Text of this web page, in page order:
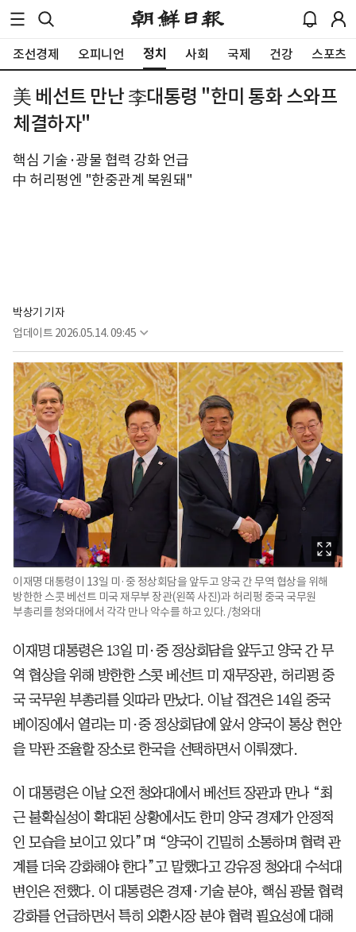
조선경제 오피니언 정치 사회 국제 건강 스포츠
美 베선트 만난 李대통령 "한미 통화 스와프
체결하자"
핵심 기술·광물 협력 강화 언급
中 허리펑엔 "한중관계 복원돼"
박상기 기자
업데이트 2026.05.14. 09:45
이재명 대통령이 13일 미·중 정상회담을 앞두고 양국 간 무역 협상을 위해
방한한 스콧 베선트 미국 재무부 장관(왼쪽 사진)과 허리펑 중국 국무원
부총리를 청와대에서 각각 만나 악수를 하고 있다. /청와대
이재명 대통령은 13일 미·중 정상회담을 앞두고 양국 간 무
역 협상을 위해 방한한 스콧 베선트 미 재무장관, 허리펑 중
국 국무원 부총리를 잇따라 만났다. 이날 접견은 14일 중국
베이징에서 열리는 미·중 정상회담에 앞서 양국이 통상 현안
을 막판 조율할 장소로 한국을 선택하면서 이뤄졌다.
이 대통령은 이날 오전 청와대에서 베선트 장관과 만나 “최
근 불확실성이 확대된 상황에서도 한미 양국 경제가 안정적
인 모습을 보이고 있다”며 “양국이 긴밀히 소통하며 협력 관
계를 더욱 강화해야 한다”고 말했다고 강유정 청와대 수석대
변인은 전했다. 이 대통령은 경제·기술 분야, 핵심 광물 협력
강화를 언급하면서 특히 외환시장 분야 협력 필요성에 대해